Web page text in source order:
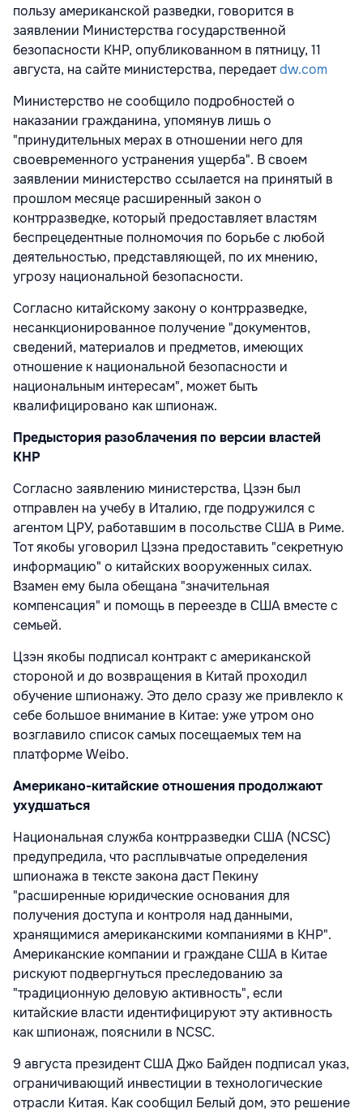
пользу американской разведки, говорится в
заявлении Министерства государственной
безопасности КНР, опубликованном в пятницу, 11
августа, на сайте министерства, передаетdw.com
Министерство не сообщило подробностей о
наказании гражданина, упомянув лишь о
"принудительных мерах в отношении него для
своевременного устранения ущерба". В своем
заявлении министерство ссылается на принятый в
прошлом месяце расширенный закон о
контрразведке, который предоставляет властям
беспрецедентные полномочия по борьбе с любой
деятельностью, представляющей, по их мнению,
угрозу национальной безопасности.
Согласно китайскому закону о контрразведке,
несанкционированное получение "документов,
сведений, материалов и предметов, имеющих
отношение к национальной безопасности и
национальным интересам", может быть
квалифицировано как шпионаж.
Предыстория разоблачения по версии властей
КНР
Согласно заявлению министерства, Цзэн был
отправлен на учебу в Италию, где подружился с
агентом ЦРУ, работавшим в посольстве США в Риме.
Тот якобы уговорил Цзэна предоставить "секретную
информацию" о китайских вооруженных силах.
Взамен ему была обещана "значительная
компенсация" и помощь в переезде в США вместе с
семьей.
Цзэн якобы подписал контракт с американской
стороной и до возвращения в Китай проходил
обучение шпионажу. Это дело сразу же привлекло к
себе большое внимание в Китае: уже утром оно
возглавило список самых посещаемых тем на
платформе Weibo.
Американо-китайские отношения продолжают
ухудшаться
Национальная служба контрразведки США (NCSC)
предупредила, что расплывчатые определения
шпионажа в тексте закона даст Пекину
"расширенные юридические основания для
получения доступа и контроля над данными,
хранящимися американскими компаниями в КНР".
Американские компании и граждане США в Китае
рискуют подвергнуться преследованию за
"традиционную деловую активность", если
китайские власти идентифицируют эту активность
как шпионаж, пояснили в NCSC.
9 августа президент США Джо Байден подписал указ,
ограничивающий инвестиции в технологические
отрасли Китая. Как сообщил Белый дом, это решение